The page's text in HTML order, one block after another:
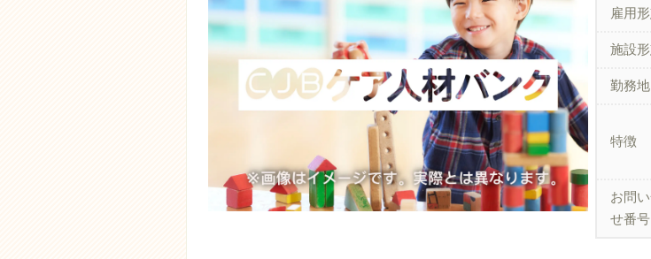
雇用
施設
勤務地
特徴
お問
せ番号